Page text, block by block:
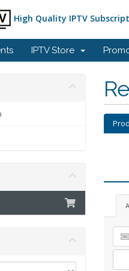
High Quality IPTV
IPTV Store